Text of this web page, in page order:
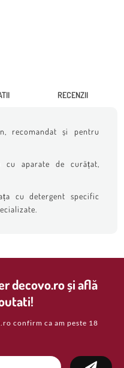
RECENZII
recomandat și pentru
cu aparate de curățat,
cu detergent specific
decovo.ro și află
confirm ca am peste 18